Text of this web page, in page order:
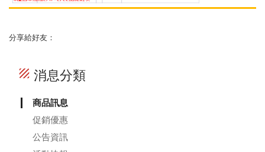
分享給好友：
texture 消息分類
商品訊息
促銷優惠
公告資訊